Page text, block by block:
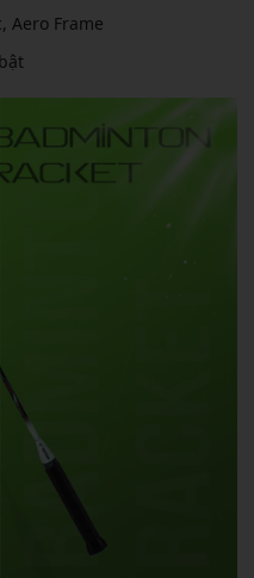
Aero Frame